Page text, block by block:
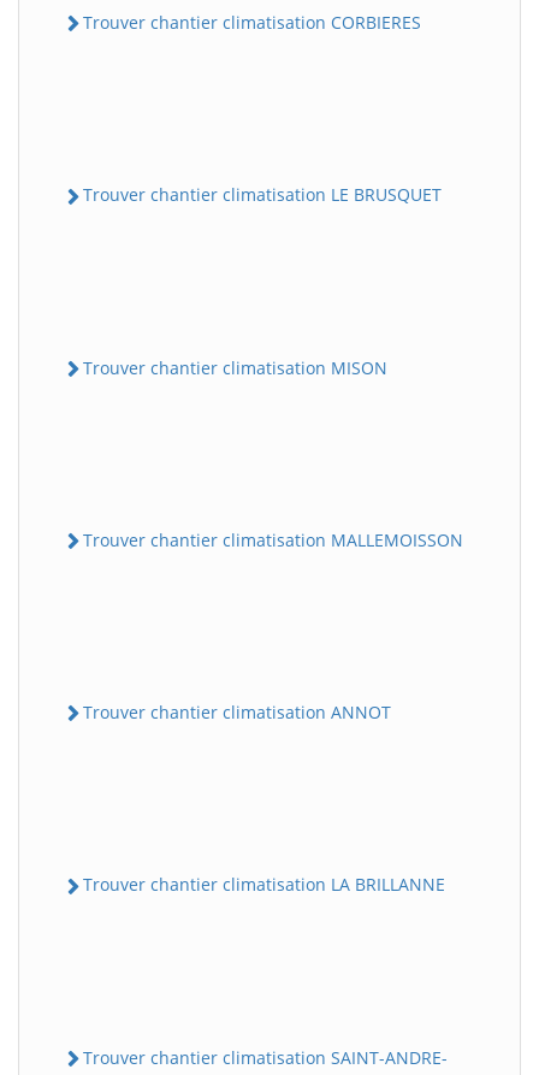
Trouver chantier climatisation CORBIERES
Trouver chantier climatisation LE BRUSQUET
Trouver chantier climatisation MISON
Trouver chantier climatisation MALLEMOISSON
Trouver chantier climatisation ANNOT
Trouver chantier climatisation LA BRILLANNE
Trouver chantier climatisation SAINT-ANDRE-